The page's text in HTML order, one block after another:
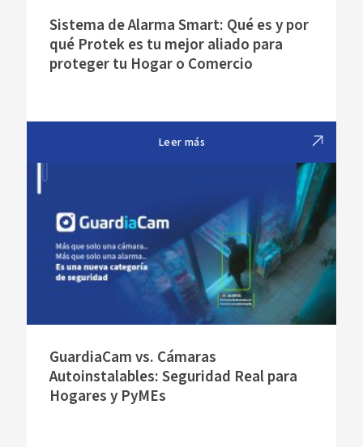
Sistema de Alarma Smart: Qué es y por
qué Protek es tu mejor aliado para
proteger tu Hogar o Comercio
Leer más
GuardiaCam vs. Cámaras
Autoinstalables: Seguridad Real para
Hogares y PyMEs